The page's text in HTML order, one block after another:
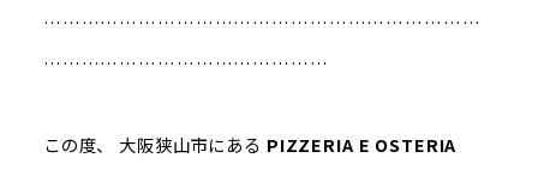
……………………………………………………………
………………………………………
この度、 大阪狭山市にある PIZZERIA E OSTERIA